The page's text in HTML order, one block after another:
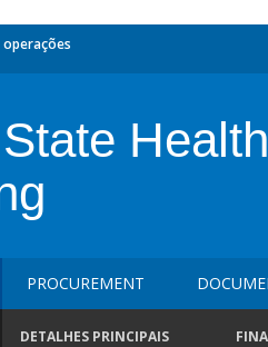
PROCUREMENT
DETALHES PRINCIPAIS